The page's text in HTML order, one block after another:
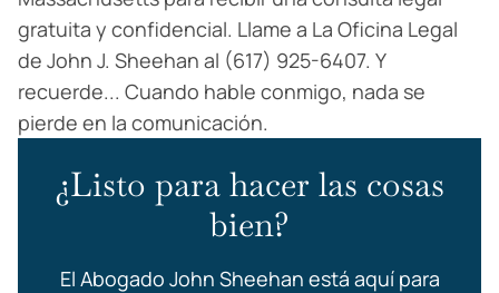
gratuita y confidencial. Llame a La Oficina Legal
de John J. Sheehan al (617) 925-6407. Y
recuerde... Cuando hable conmigo, nada se
pierde en la comunicación.
¿Listo para hacer las cosas
bien?
El Abogado John Sheehan está aquí para